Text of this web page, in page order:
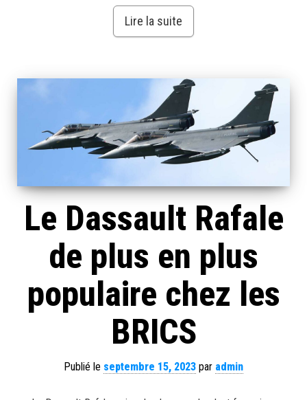
Lire la suite
Le Dassault Rafale
de plus en plus
populaire chez les
BRICS
Publié le septembre 15, 2023 par admin